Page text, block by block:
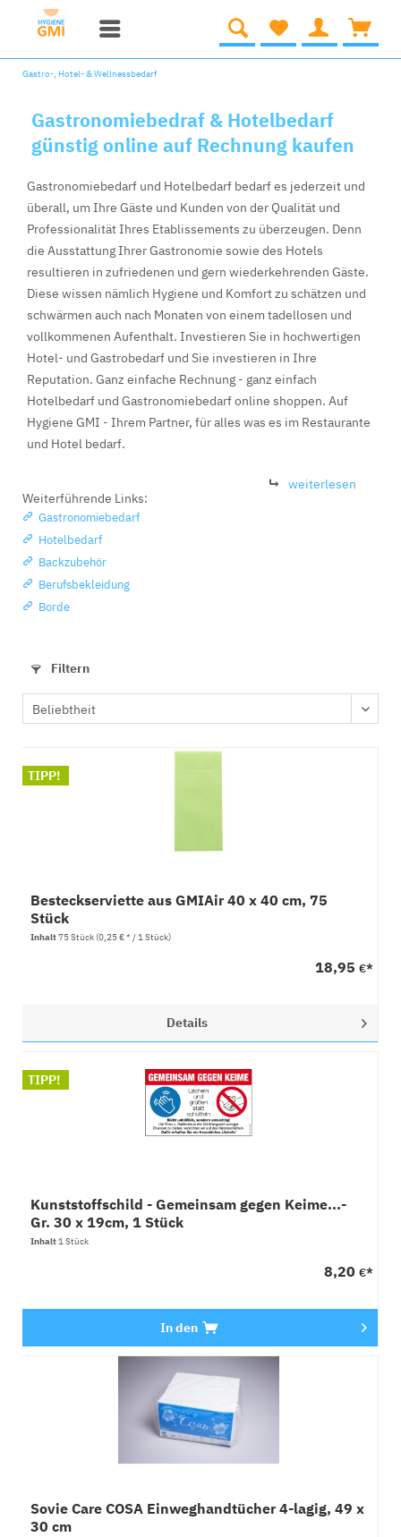
Gastro-, Hotel- & Wellnessbedarf
Gastronomiebedraf & Hotelbedarf
günstig online auf Rechnung kaufen
Gastronomiebedarf und Hotelbedarf bedarf es jederzeit und
überall, um Ihre Gäste und Kunden von der Qualität und
Professionalität Ihres Etablissements zu überzeugen. Denn
die Ausstattung Ihrer Gastronomie sowie des Hotels
resultieren in zufriedenen und gern wiederkehrenden Gäste.
Diese wissen nämlich Hygiene und Komfort zu schätzen und
schwärmen auch nach Monaten von einem tadellosen und
vollkommenen Aufenthalt. Investieren Sie in hochwertigen
Hotel- und Gastrobedarf und Sie investieren in Ihre
Reputation. Ganz einfache Rechnung - ganz einfach
Hotelbedarf und Gastronomiebedarf online shoppen. Auf
Hygiene GMI - Ihrem Partner, für alles was es im Restaurante
und Hotel bedarf.
weiterlesen
Weiterführende Links:
Gastronomiebedarf
Hotelbedarf
Backzubehör
Berufsbekleidung
Borde
Filtern
TIPP!
Besteckserviette aus GMIAir 40 x 40 cm, 75
Stück
Inhalt75 Stück(0,25 € * / 1 Stück)
18,95 €*
Details
TIPP!
Kunststoffschild - Gemeinsam gegen Keime...-
Gr. 30 x 19cm, 1 Stück
Inhalt1 Stück
8,20 €*
In den
Sovie Care COSA Einweghandtücher 4-lagig, 49 x
30 cm